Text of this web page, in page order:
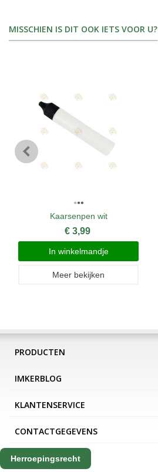
MISSCHIEN IS DIT OOK IETS VOOR U?
Kaarsenpen wit
€ 3,99
In winkelmandje
Meer bekijken
PRODUCTEN
IMKERBLOG
KLANTENSERVICE
CONTACTGEGEVENS
Herroepingsrecht